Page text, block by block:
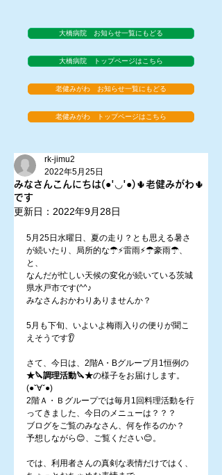
大橋病院 お知らせ一覧にもどる
大橋病院 トップページはこちら
老健みがわ お知らせ一覧にもどる
老健みがわ トップページはこちら
みなさんこんにちは(●'◡'●)🌵老健みがわ🌵
です
rk-jimu2
2022年5月25日
更新日： 2022年9月28日
5月25日水曜日、夏の走り？とも思える暑さ
が続いたり、局所的な☂⚡雷雨⚡☂豪雨☂、
と、
なんだが忙しい天候の変化が続いている茨城
県水戸市です(^^♪
みなさんおかわりありませんか？
5月も下旬、いよいよ梅雨入りの便りが聞こ
えそうです👂
さて、今日は、2階A・Bグループ月1恒例の
★🔪調理活動🔪★の様子をお届けします。
(●ˇ∀ˇ●)
2階Ａ・Ｂグループでは毎月1回料理活動を行
ってきました、今日のメニューは？？？
ブログをご覧のみなさん、何を作るのか？
予想しながら😊、ご覧ください😊。
では、利用者さんの真剣な表情だけではく、